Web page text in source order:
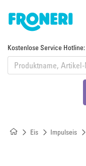
Kostenlose Service Hotline:
Eis Impulseis